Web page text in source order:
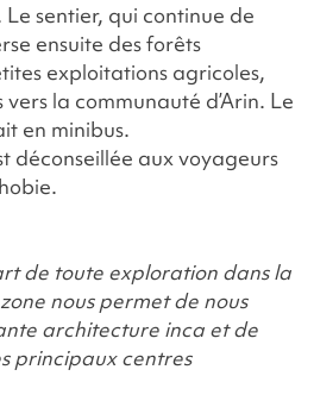
Le sentier, qui continue de
ensuite des forêts
exploitations agricoles,
la communauté d’Arin. Le
en minibus.
déconseillée aux voyageurs
de toute exploration dans la
nous permet de nous
architecture inca et de
principaux centres